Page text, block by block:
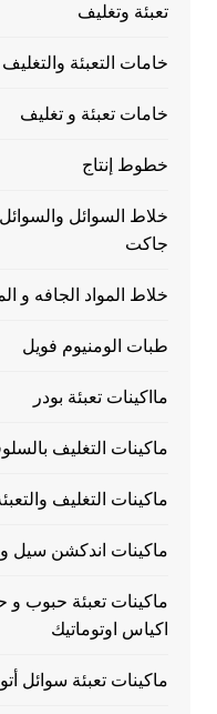
تعبئة وتغليف
خامات التعبئة والتغليف
خامات تعبئة و تغليف
خطوط إنتاج
خلاط السوائل
جاكت
خلاط المواد الجافه و
طبات الومنيوم فويل
مااكينات تعبئة بودر
ماكينات التغليف
ماكينات التغليف
ماكينات اندكشن سيل
ماكينات تعبئة حبوب و
اكياس اوتوماتيك
ماكينات تعبئة سوائل